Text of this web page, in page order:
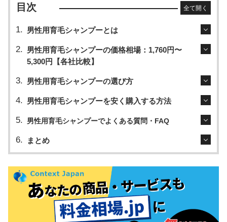
目次 全て開く
男性用育毛シャンプーとは
男性用育毛シャンプーの価格相場：1,760円〜
5,300円【各社比較】
男性用育毛シャンプーの選び方
男性用育毛シャンプーを安く購入する方法
男性用育毛シャンプーでよくある質問・FAQ
まとめ